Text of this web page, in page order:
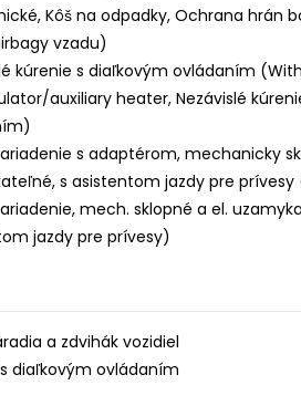
Kôš na odpadky, Ochrana hrán
vzadu)
kúrenie s diaľkovým ovládaním
auxiliary heater, Nezávislé
s adaptérom, mechanicky
s asistentom jazdy pre prívesy
mech. sklopné a el.
jazdy pre prívesy)
a zdvihák vozidiel
diaľkovým ovládaním